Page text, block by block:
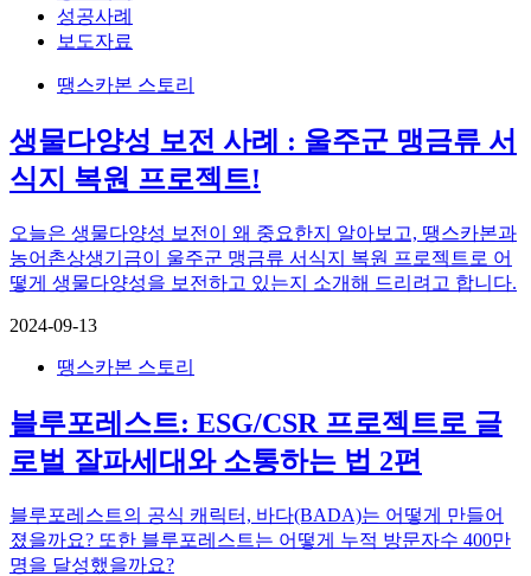
성공사례
보도자료
땡스카본 스토리
생물다양성 보전 사례 : 울주군 맹금류 서
식지 복원 프로젝트!
오늘은 생물다양성 보전이 왜 중요한지 알아보고, 땡스카본과
농어촌상생기금이 울주군 맹금류 서식지 복원 프로젝트로 어
떻게 생물다양성을 보전하고 있는지 소개해 드리려고 합니다.
2024-09-13
땡스카본 스토리
블루포레스트: ESG/CSR 프로젝트로 글
로벌 잘파세대와 소통하는 법 2편
블루포레스트의 공식 캐릭터, 바다(BADA)는 어떻게 만들어
졌을까요? 또한 블루포레스트는 어떻게 누적 방문자수 400만
명을 달성했을까요?